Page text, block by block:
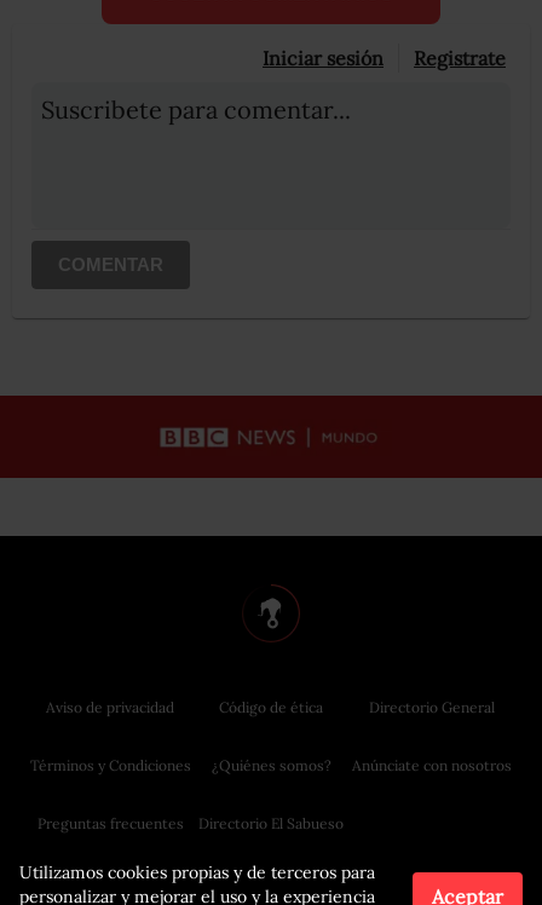
Iniciar sesión Registrate
Suscribete para comentar...
COMENTAR
Utilizamos cookies propias y de terceros para
personalizar y mejorar el uso y la experiencia
Aceptar
Aviso de privacidad
Términos y Condiciones
Preguntas frecuentes
Código de ética
¿Quiénes somos?
Directorio El Sabueso
Directorio General
Anúnciate con nosotros